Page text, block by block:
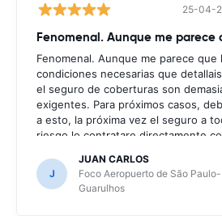
25-04-
Fenomenal. Aunque me parece que
condiciones necesarias que
el seguro de coberturas son
exigentes. Para próximos casos,
a esto, la próxima vez el seguro a
riesgo lo contratare directamente
J
JUAN CARLOS
Foco Aeropuerto de São Paulo-
Guarulhos